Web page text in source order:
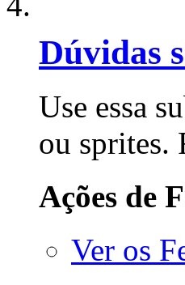
Dúvidas
Use essa
ou sprites.
Ações de
Ver os